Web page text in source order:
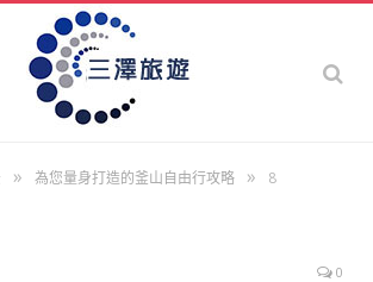
» 為您量身打造的釜山自由行攻略 » 8
0